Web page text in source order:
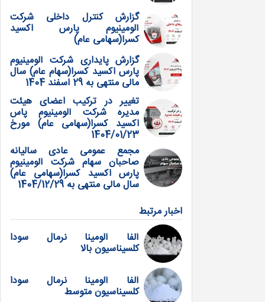
گزارش کنترل داخلی شرکت
آلومینیوم پارس اکسید
کسرا(سهامی عام)
گزارش پایداری شرکت آلومینیوم
پارس اکسید کسرا(سهام عام) سال
مالی منتهی به 29 اسفند 1404
تغییر در ترکیب اعضای هیئت
مدیره شرکت آلومینیوم پاس
اکسید کسرا(سهامی عام) مورخ
1404/01/23
مجمع عمومی عادی سالیانه
صاحبان سهام شرکت آلومینیوم
پارس اکسید کسرا(سهامی عام)
سال مالی منتهی به 1404/12/29
اخبار مرتبط
آلفا آلومینا نرمال سودا
کلسیناسیون بالا
آلفا آلومینا نرمال سودا
کلسیناسیون متوسط